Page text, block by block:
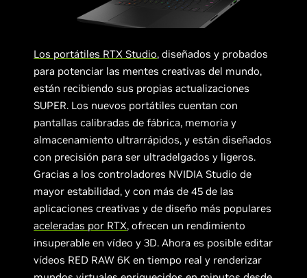
Los portátiles RTX Studio, diseñados y probados
para potenciar las mentes creativas del mundo,
están recibiendo sus propias actualizaciones
SUPER. Los nuevos portátiles cuentan con
pantallas calibradas de fábrica, memoria y
almacenamiento ultrarrápidos, y están diseñados
con precisión para ser ultradelgados y ligeros.
Gracias a los controladores NVIDIA Studio de
mayor estabilidad, y con más de 45 de las
aplicaciones creativas y de diseño más populares
aceleradas por RTX, ofrecen un rendimiento
insuperable en vídeo y 3D. Ahora es posible editar
vídeos RED RAW 6K en tiempo real y renderizar